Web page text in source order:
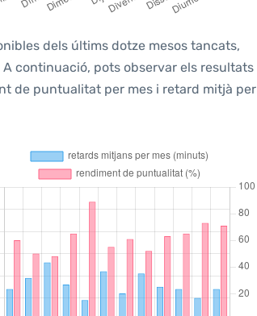
dels últims dotze mesos tancats,
A continuació, pots observar els resultats
de puntualitat per mes i retard mitjà per